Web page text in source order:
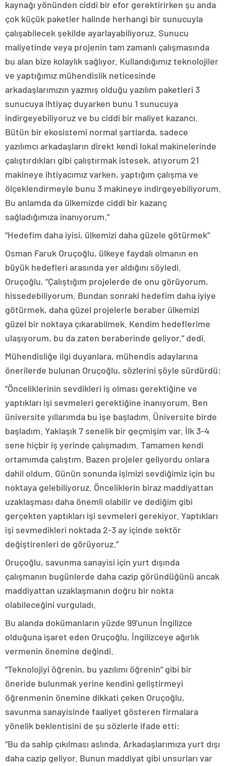
kaynağı yönünden ciddi bir efor gerektirirken şu anda
çok küçük paketler halinde herhangi bir sunucuyla
çalışabilecek şekilde ayarlayabiliyoruz. Sunucu
maliyetinde veya projenin tam zamanlı çalışmasında
bu alan bize kolaylık sağlıyor. Kullandığımız teknolojiler
ve yaptığımız mühendislik neticesinde
arkadaşlarımızın yazmış olduğu yazılım paketleri 3
sunucuya ihtiyaç duyarken bunu 1 sunucuya
indirgeyebiliyoruz ve bu ciddi bir maliyet kazancı.
Bütün bir ekosistemi normal şartlarda, sadece
yazılımcı arkadaşların direkt kendi lokal makinelerinde
çalıştırdıkları gibi çalıştırmak istesek, atıyorum 21
makineye ihtiyacımız varken, yaptığım çalışma ve
ölçeklendirmeyle bunu 3 makineye indirgeyebiliyorum.
Bu anlamda da ülkemizde ciddi bir kazanç
sağladığımıza inanıyorum.”
“Hedefim daha iyisi, ülkemizi daha güzele götürmek”
Osman Faruk Oruçoğlu, ülkeye faydalı olmanın en
büyük hedefleri arasında yer aldığını söyledi.
Oruçoğlu, “Çalıştığım projelerde de onu görüyorum,
hissedebiliyorum. Bundan sonraki hedefim daha iyiye
götürmek, daha güzel projelerle beraber ülkemizi
güzel bir noktaya çıkarabilmek. Kendim hedeflerime
ulaşıyorum, bu da zaten beraberinde geliyor.” dedi.
Mühendisliğe ilgi duyanlara, mühendis adaylarına
önerilerde bulunan Oruçoğlu, sözlerini şöyle sürdürdü:
“Önceliklerinin sevdikleri iş olması gerektiğine ve
yaptıkları işi sevmeleri gerektiğine inanıyorum. Ben
üniversite yıllarımda bu işe başladım. Üniversite birde
başladım. Yaklaşık 7 senelik bir geçmişim var. İlk 3-4
sene hiçbir iş yerinde çalışmadım. Tamamen kendi
ortamımda çalıştım. Bazen projeler geliyordu onlara
dahil oldum. Günün sonunda işimizi sevdiğimiz için bu
noktaya gelebiliyoruz. Önceliklerin biraz maddiyattan
uzaklaşması daha önemli olabilir ve dediğim gibi
gerçekten yaptıkları işi sevmeleri gerekiyor. Yaptıkları
işi sevmedikleri noktada 2-3 ay içinde sektör
değiştirenleri de görüyoruz.”
Oruçoğlu, savunma sanayisi için yurt dışında
çalışmanın bugünlerde daha cazip göründüğünü ancak
maddiyattan uzaklaşmanın doğru bir nokta
olabileceğini vurguladı.
Bu alanda dokümanların yüzde 99’unun İngilizce
olduğuna işaret eden Oruçoğlu, İngilizceye ağırlık
vermenin önemine değindi.
“Teknolojiyi öğrenin, bu yazılımı öğrenin” gibi bir
öneride bulunmak yerine kendini geliştirmeyi
öğrenmenin önemine dikkati çeken Oruçoğlu,
savunma sanayisinde faaliyet gösteren firmalara
yönelik beklentisini de şu sözlerle ifade etti:
“Bu da sahip çıkılması aslında. Arkadaşlarımıza yurt dışı
daha cazip geliyor. Bunun maddiyat gibi unsurları var